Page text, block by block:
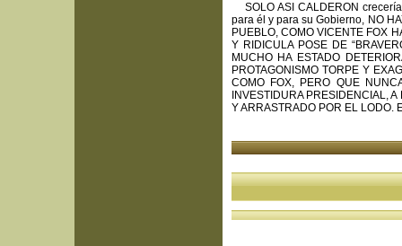
SOLO ASI CALDERON
para él y para su Gobierno, NO
PUEBLO, COMO VICENTE FOX
Y RIDICULA POSE DE
MUCHO HA ESTADO
PROTAGONISMO TORPE Y
COMO FOX, PERO QUE
INVESTIDURA PRESIDENCIAL,
Y ARRASTRADO POR EL LODO.